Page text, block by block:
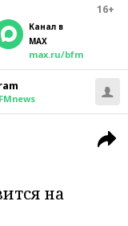
16+
Канал в
MAX
max.ru/bfm
на